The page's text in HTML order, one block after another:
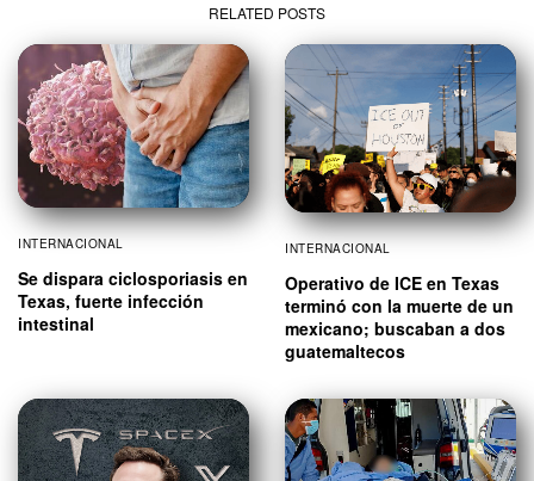
RELATED POSTS
INTERNACIONAL
Se dispara ciclosporiasis en
Texas, fuerte infección
intestinal
INTERNACIONAL
Operativo de ICE en Texas
terminó con la muerte de un
mexicano; buscaban a dos
guatemaltecos